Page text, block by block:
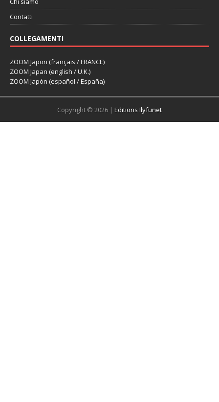
Contatti
COLLEGAMENTI
ZOOM Japon (français / FRANCE)
ZOOM Japan (english / U.K.)
ZOOM Japón (español / España)
Copyright © 2026 | Editions Ilyfunet